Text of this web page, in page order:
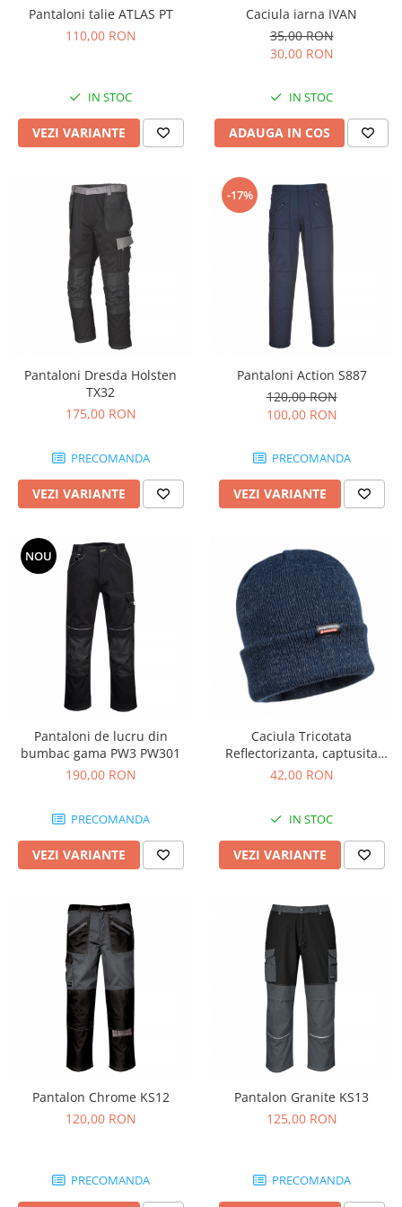
Veste
Vizibilitate înalta hi-vis
îmbrăcăminte asistente/doctori
îmbrăcăminte bucătari
înaltă vizibilitate hi-vis
Combinezoane
Hanorace
Pantaloni
Pantaloni scurti
Salopetă cu pieptar
Veste
Pantaloni talie ATLAS PT
110,00 RON
IN STOC
VEZI VARIANTE
Caciula iarna IVAN
35,00 RON
30,00 RON
IN STOC
ADAUGA IN COS
Pantaloni Dresda Holsten
TX32
175,00 RON
PRECOMANDA
VEZI VARIANTE
-17%
Pantaloni Action S887
120,00 RON
100,00 RON
PRECOMANDA
VEZI VARIANTE
NOU
Pantaloni de lucru din
bumbac gama PW3 PW301
190,00 RON
PRECOMANDA
VEZI VARIANTE
Caciula Tricotata
Reflectorizanta, captusita
Insulatex B026
42,00 RON
IN STOC
VEZI VARIANTE
Pantalon Chrome KS12
120,00 RON
PRECOMANDA
Pantalon Granite KS13
125,00 RON
PRECOMANDA